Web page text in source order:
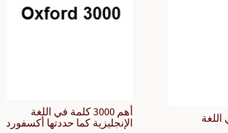
أهم 3000 كلمة في اللغة
الإنجليزية كما حددتها أكسفورد